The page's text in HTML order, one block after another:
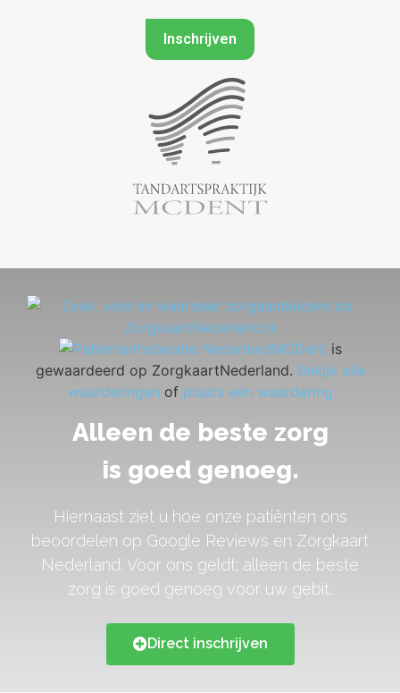
Inschrijven
MCDent is
gewaardeerd op ZorgkaartNederland. Bekijk alle
waarderingen of plaats een waardering
Alleen de beste zorg
is goed genoeg.
Hiernaast ziet u hoe onze patiënten ons
beoordelen op Google Reviews en Zorgkaart
Nederland. Voor ons geldt; alleen de beste
zorg is goed genoeg voor uw gebit.
Direct inschrijven